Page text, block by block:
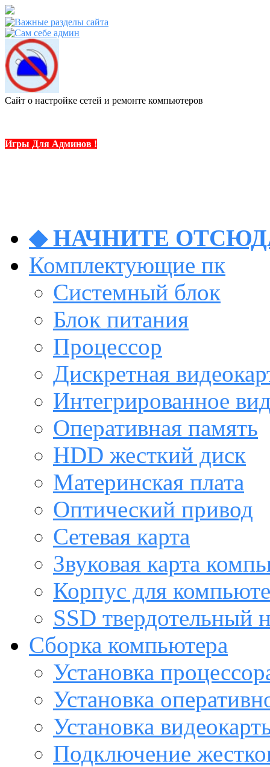
Сайт о настройке сетей и ремонте компьютеров
Игры Для Админов !
◆ НАЧНИТЕ
Комплектующие пк
Системный блок
Блок питания
Процессор
Дискретная
Интегрированное
Оперативная память
HDD жесткий диск
Материнская плата
Оптический привод
Сетевая карта
Звуковая карта
Корпус для
SSD твердотельный
Сборка компьютера
Установка
Установка
Установка
Подключение